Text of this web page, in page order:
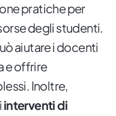
pratiche per
degli studenti.
aiutare i docenti
e offrire
Inoltre,
interventi di